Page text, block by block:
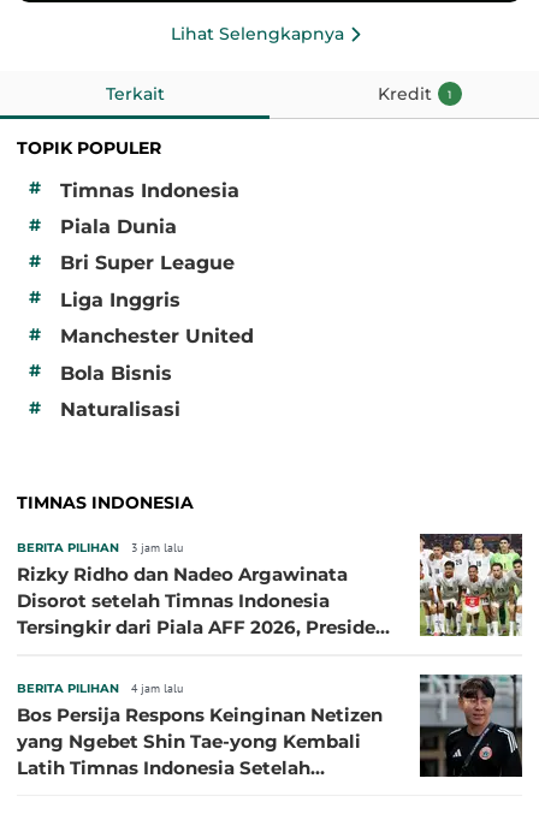
Lihat Selengkapnya
Terkait Kredit 1
TOPIK POPULER
#
Timnas Indonesia
# Piala Dunia
# Bri Super League
# Liga Inggris
# Manchester United
# Bola Bisnis
# Naturalisasi
TIMNAS INDONESIA
BERITA PILIHAN 3 jam lalu
Rizky Ridho dan Nadeo Argawinata
Disorot setelah Timnas Indonesia
Tersingkir dari Piala AFF 2026, Presiden
BERITA PILIHAN 4 jam lalu
Bos Persija Respons Keinginan Netizen
yang Ngebet Shin Tae-yong Kembali
Latih Timnas Indonesia Setelah